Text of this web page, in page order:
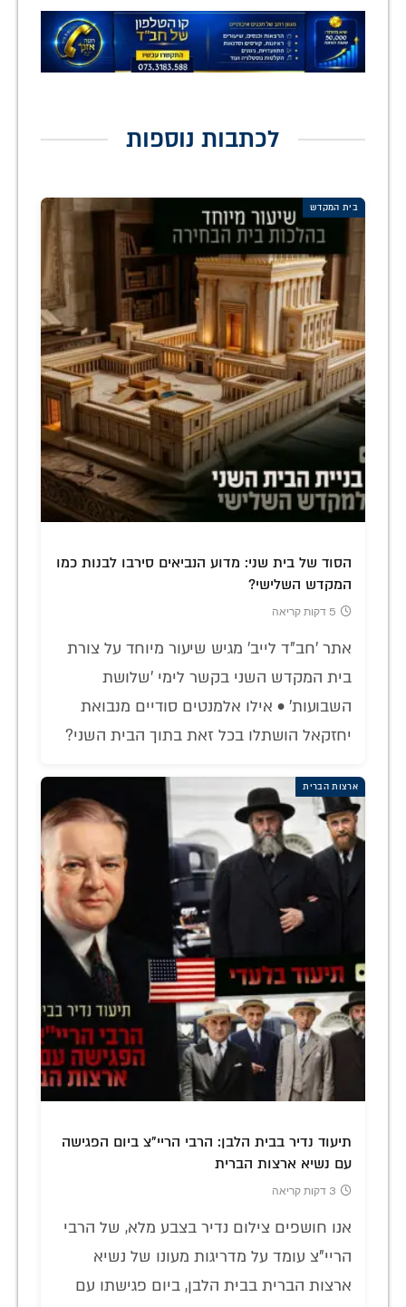
לכתבות נוספות
בית המקדש
הסוד של בית שני: מדוע הנביאים סירבו לבנות כמו
המקדש השלישי?
5 דקות קריאה
אתר 'חב"ד לייב' מגיש שיעור מיוחד על צורת
בית המקדש השני בקשר לימי 'שלושת
השבועות' • אילו אלמנטים סודיים מנבואת
יחזקאל הושתלו בכל זאת בתוך הבית השני?
ארצות הברית
תיעוד נדיר בבית הלבן: הרבי הריי"צ ביום הפגישה
עם נשיא ארצות הברית
3 דקות קריאה
אנו חושפים צילום נדיר בצבע מלא, של הרבי
הריי"צ עומד על מדריגות מעונו של נשיא
ארצות הברית בבית הלבן, ביום פגישתו עם